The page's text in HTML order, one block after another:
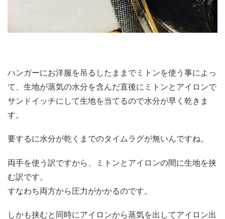
ハンガーにお洋服を吊るしたままでミトンを使う事によっ
て、生地が蒸気の水分を含んだ直後にミトンとアイロンで
サンドイッチにして生地を当てるので水分が早く乾きま
す。
要するに水分が乾くまでのタイムラグが無いんですね。
両手を使う訳ですから、ミトンとアイロンの間に生地を挟
む訳です。
すなわち両方から圧力がかかるのです。
しかも挟むと同時にアイロンから蒸気を出してアイロン出